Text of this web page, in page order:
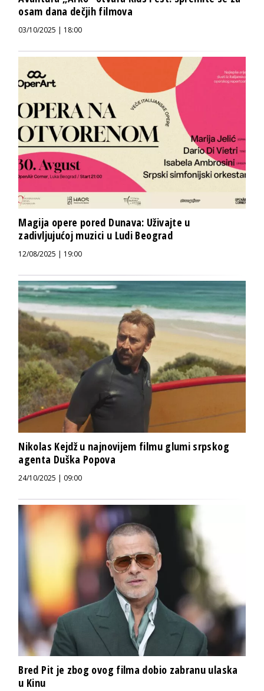
osam dana dečjih filmova
03/10/2025 | 18:00
Magija opere pored Dunava: Uživajte u
zadivljujućoj muzici u Ludi Beograd
12/08/2025 | 19:00
Nikolas Kejdž u najnovijem filmu glumi srpskog
agenta Duška Popova
24/10/2025 | 09:00
Bred Pit je zbog ovog filma dobio zabranu ulaska
u Kinu